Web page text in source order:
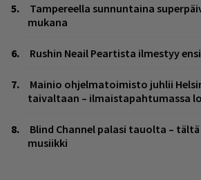
Tampereella sunnuntaina
mukana
Rushin Neail Peartista ilmestyy
Mainio ohjelmatoimisto juhlii
taivaltaan – ilmaistapahtumassa
Blind Channel palasi tauolta –
musiikki